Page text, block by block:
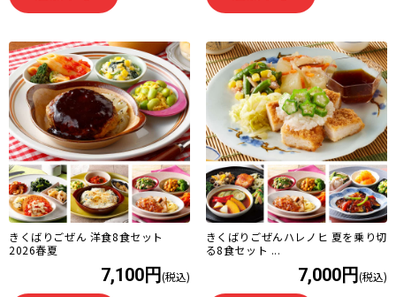
きくばりごぜん 洋食8食セット
2026春夏
7,100円(税込)
きくばりごぜんハレノヒ 夏を乗り切
る8食セット ...
7,000円(税込)